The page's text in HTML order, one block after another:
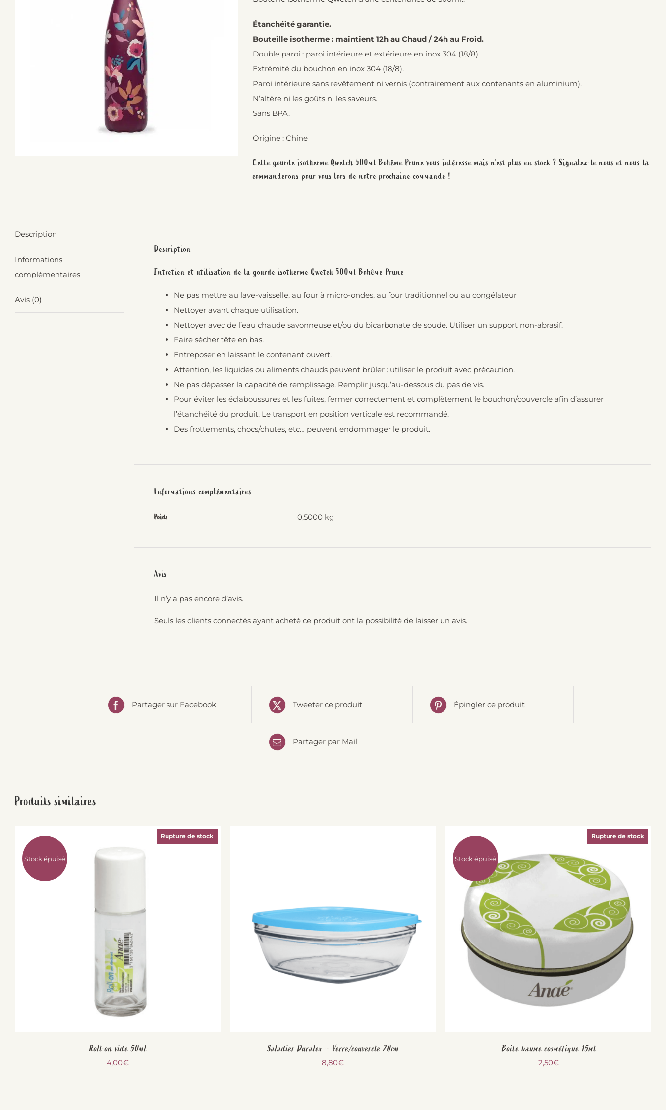
Étanchéité garantie.
Bouteille isotherme : maintient 12h au Chaud / 24h au Froid.
Double paroi : paroi intérieure et extérieure en inox 304 (18/8).
Extrémité du bouchon en inox 304 (18/8).
Paroi intérieure sans revêtement ni vernis (contrairement aux contenants en aluminium).
N’altère ni les goûts ni les saveurs.
Sans BPA.
Origine : Chine
Cette gourde isotherme Qwetch 500ml Bohême Prune vous intéresse mais n’est plus en stock ? Signalez-le nous et nous la
commanderons pour vous lors de notre prochaine commande !
Description
Informations
complémentaires
Avis (0)
Description
Entretien et utilisation de la gourde isotherme Qwetch 500ml Bohême Prune
Ne pas mettre au lave-vaisselle, au four à micro-ondes, au four traditionnel ou au congélateur
Nettoyer avant chaque utilisation.
Nettoyer avec de l’eau chaude savonneuse et/ou du bicarbonate de soude. Utiliser un support non-abrasif.
Faire sécher tête en bas.
Entreposer en laissant le contenant ouvert.
Attention, les liquides ou aliments chauds peuvent brûler : utiliser le produit avec précaution.
Ne pas dépasser la capacité de remplissage. Remplir jusqu’au-dessous du pas de vis.
Pour éviter les éclaboussures et les fuites, fermer correctement et complètement le bouchon/couvercle afin d’assurer
l’étanchéité du produit. Le transport en position verticale est recommandé.
Des frottements, chocs/chutes, etc… peuvent endommager le produit.
Informations complémentaires
Poids 0,5000 kg
Avis
Il n’y a pas encore d’avis.
Seuls les clients connectés ayant acheté ce produit ont la possibilité de laisser un avis.
Partager sur Facebook Tweeter ce produit Épingler ce produit
Partager par Mail
Produits similaires
Stock épuisé
Rupture de stock
Roll-on vide 50ml
4,00€
Saladier Duralex – Verre/couvercle 20cm
8,80€
Stock épuisé
Rupture de stock
Boite baume cosmétique 15ml
2,50€